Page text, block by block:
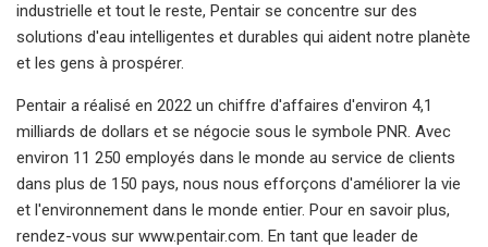
industrielle et tout le reste, Pentair se concentre sur des
solutions d'eau intelligentes et durables qui aident notre planète
et les gens à prospérer.
Pentair a réalisé en 2022 un chiffre d'affaires d'environ 4,1
milliards de dollars et se négocie sous le symbole PNR. Avec
environ 11 250 employés dans le monde au service de clients
dans plus de 150 pays, nous nous efforçons d'améliorer la vie
et l'environnement dans le monde entier. Pour en savoir plus,
rendez-vous sur www.pentair.com. En tant que leader de